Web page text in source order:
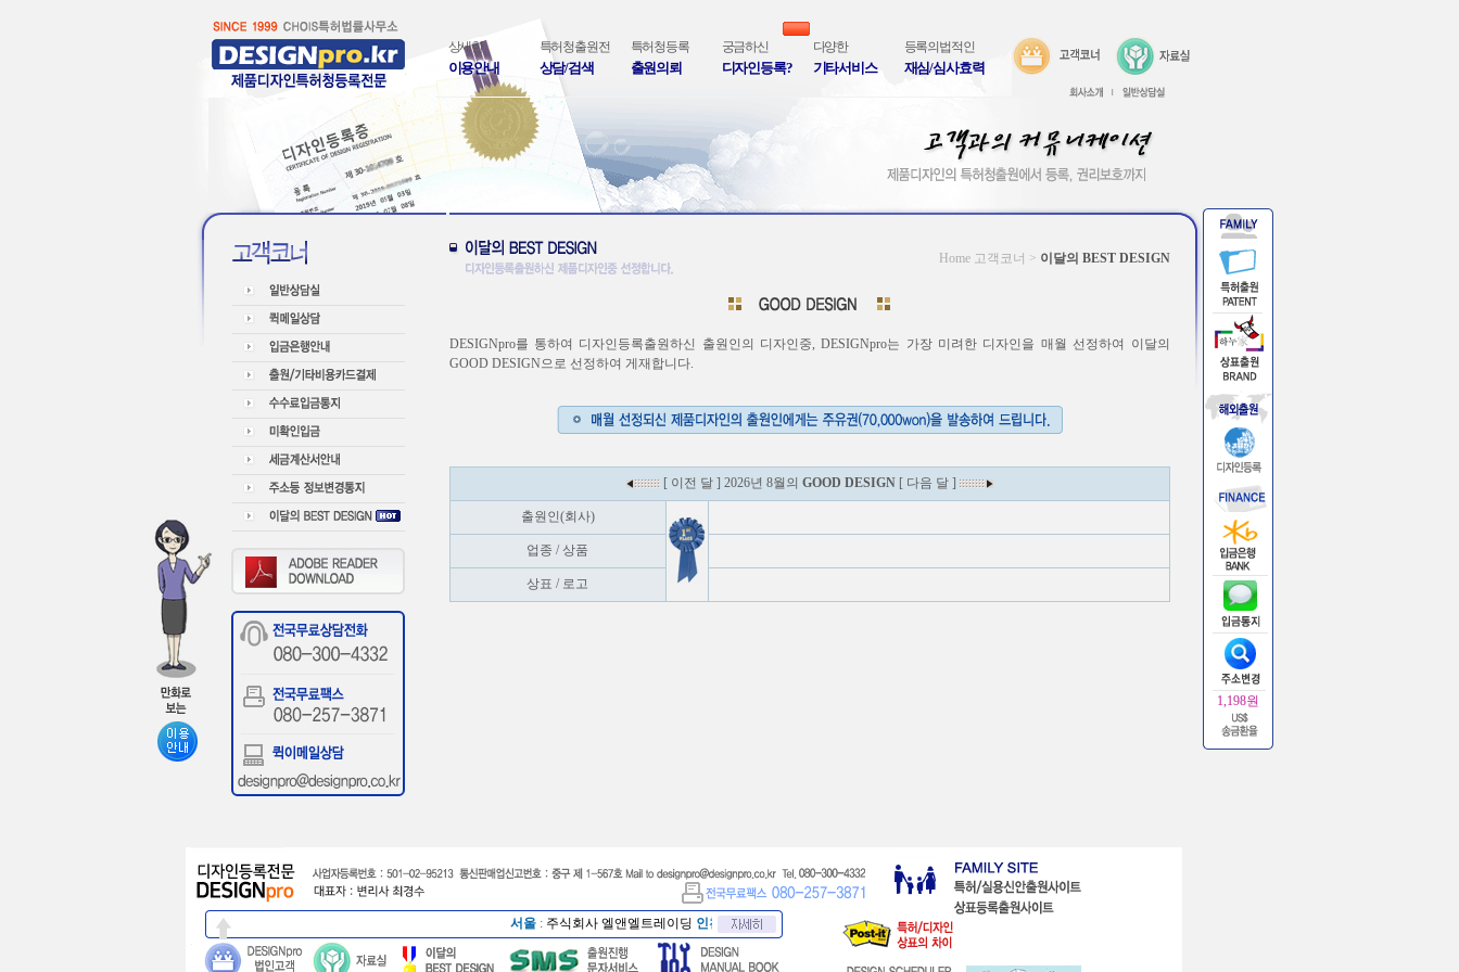
상세한
이용안내
특허청출원전
상담/검색
특허청등록
출원의뢰
궁금하신
디자인등록?
다양한
기타서비스
등록의법적인
재심/심사효력
1,198원
Home 고객코너 > 이달의 BEST DESIGN
DESIGNpro를 통하여 디자인등록출원하신 출원인의 디자인중, DESIGNpro는 가장 미려한 디자인을 매월 선정하여 이달의
GOOD DESIGN으로 선정하여 게재합니다.
[ 이전 달 ] 2026년 8월의 GOOD DESIGN [ 다음 달 ]
출원인(회사)
업종 / 상품
상표 / 로고
서울: 주식회사 엘앤엘트레이딩 인천 종합개발산업(주) 부산:주식회사 동아티지